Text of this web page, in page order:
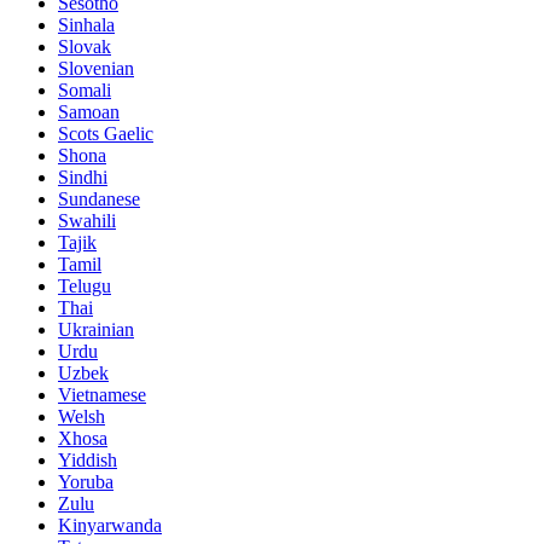
Sinhala
Slovak
Slovenian
Somali
Samoan
Scots Gaelic
Shona
Sindhi
Sundanese
Swahili
Tajik
Tamil
Telugu
Thai
Ukrainian
Urdu
Uzbek
Vietnamese
Welsh
Xhosa
Yiddish
Yoruba
Zulu
Kinyarwanda